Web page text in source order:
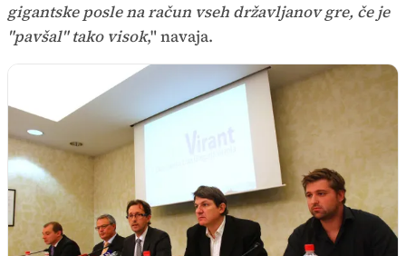
gigantske posle na račun vseh državljanov gre, če je
"pavšal" tako visok," navaja.